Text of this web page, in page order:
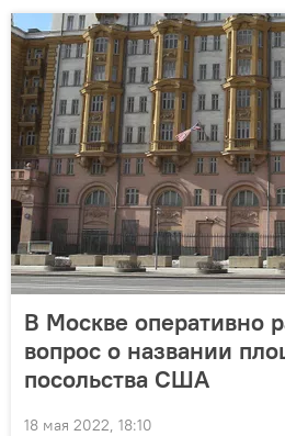
В Москве оперативно
вопрос о названии
посольства США
18 мая 2022, 18:10